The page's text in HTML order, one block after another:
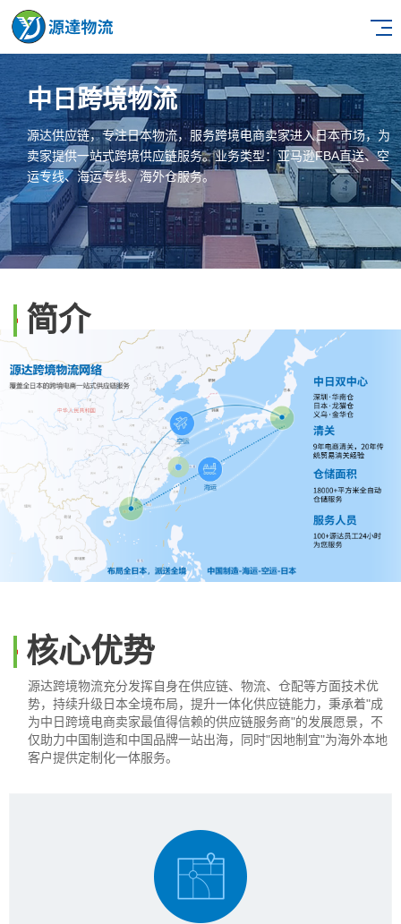
中日跨境物流
源达供应链，专注日本物流，服务跨境电商卖家进入日本市场，为
卖家提供一站式跨境供应链服务。业务类型：亚马逊FBA直送、空
运专线、海运专线、海外仓服务。
简介
核心优势
源达跨境物流充分发挥自身在供应链、物流、仓配等方面技术优
势，持续升级日本全境布局，提升一体化供应链能力，秉承着"成
为中日跨境电商卖家最值得信赖的供应链服务商"的发展愿景，不
仅助力中国制造和中国品牌一站出海，同时"因地制宜"为海外本地
客户提供定制化一体服务。